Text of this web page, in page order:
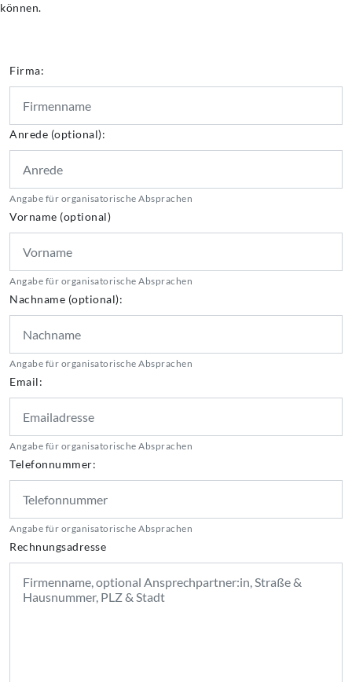
können.
Firma:
Anrede (optional):
Angabe für organisatorische Absprachen
Vorname (optional)
Angabe für organisatorische Absprachen
Nachname (optional):
Angabe für organisatorische Absprachen
Email:
Angabe für organisatorische Absprachen
Telefonnummer:
Angabe für organisatorische Absprachen
Rechnungsadresse